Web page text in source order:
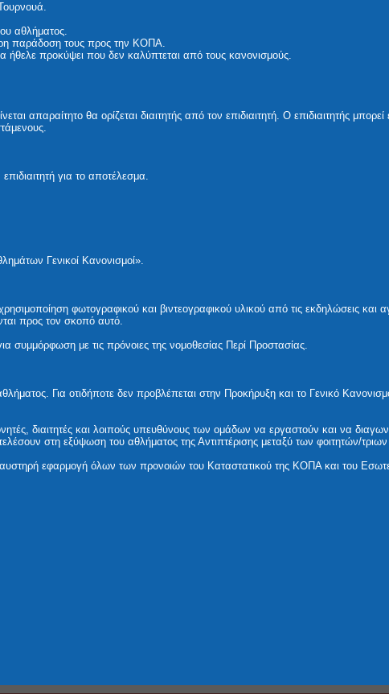
αθλήματος.
παράδοση τους προς την ΚΟΠΑ.
προκύψει που δεν καλύπτεται από τους κανονισμούς.
απαραίτητο θα ορίζεται διαιτητής από τον επιδιαιτητή. Ο επιδιαιτητής
για το αποτέλεσμα.
Γενικοί Κανονισμοί».
φωτογραφικού και βιντεογραφικού υλικού από τις εκδηλώσεις και
προς τον σκοπό αυτό.
συμμόρφωση με τις πρόνοιες της νομοθεσίας Περί Προστασίας.
Για οτιδήποτε δεν προβλέπεται στην Προκήρυξη και το Γενικό
διαιτητές και λοιπούς υπευθύνους των ομάδων να εργαστούν και να
στη εξύψωση του αθλήματος της Αντιπτέρισης μεταξύ των φοιτητών/
εφαρμογή όλων των προνοιών του Καταστατικού της ΚΟΠΑ και του